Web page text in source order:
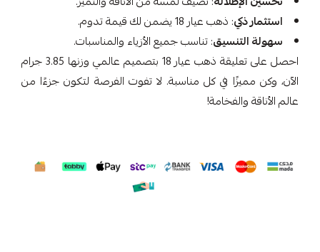
استثمار ذكي: ذهب عيار 18 يضمن لك قيمة تدوم.
سهولة التنسيق: تناسب جميع الأزياء والمناسبات.
احصل على تعليقة ذهب عيار 18 بتصميم عالمي وزنها 3.85 جرام
الآن، وكن مميزًا في كل مناسبة. لا تفوت الفرصة لتكون جزءًا من
عالم الأناقة والفخامة!